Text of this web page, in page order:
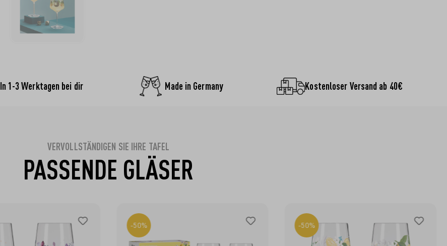
In 1-3 Werktagen bei dir Made in Germany Kostenloser Versand ab 40€
VERVOLLSTÄNDIGEN SIE IHRE TAFEL
PASSENDE GLÄSER
-50% -50%